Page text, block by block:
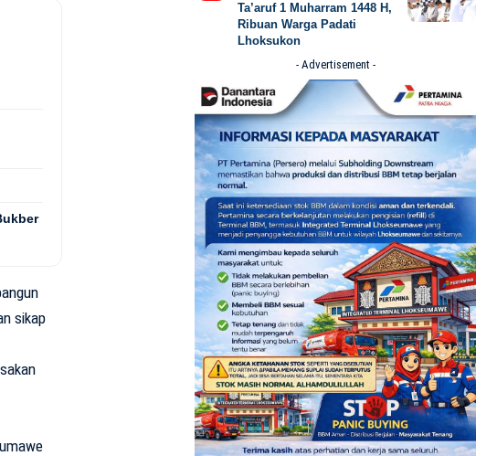
sikap
Ta’aruf 1 Muharram 1448 H,
Ribuan Warga Padati
Lhoksukon
- Advertisement -